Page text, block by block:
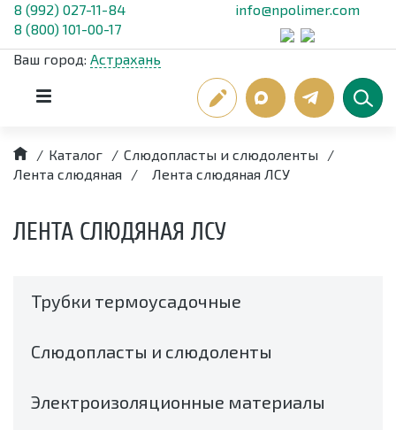
8 (992) 027-11-84
8 (800) 101-00-17
info@npolimer.com
Ваш город: Астрахань
/ Каталог / Слюдопласты и слюдоленты
/
Лента слюдяная
/ Лента слюдяная ЛСУ
ЛЕНТА СЛЮДЯНАЯ ЛСУ
Трубки термоусадочные
Слюдопласты и слюдоленты
Электроизоляционные материалы